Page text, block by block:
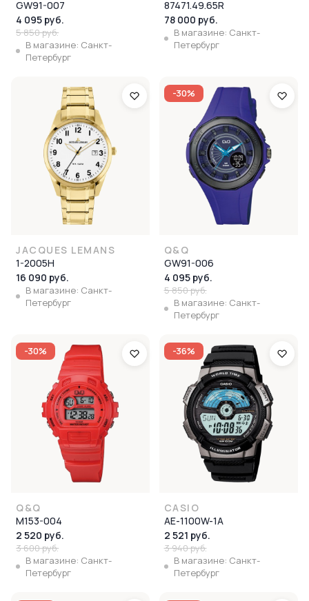
GW91-007
4 095 руб.
5 850 руб.
В магазине: Санкт-
Петербург
87471.49.65R
78 000 руб.
В магазине: Санкт-
Петербург
JACQUES LEMANS
1-2005H
16 090 руб.
В магазине: Санкт-
Петербург
-30%
Q&Q
GW91-006
4 095 руб.
5 850 руб.
В магазине: Санкт-
Петербург
-30%
Q&Q
M153-004
2 520 руб.
3 600 руб.
В магазине: Санкт-
Петербург
-36%
CASIO
AE-1100W-1A
2 521 руб.
3 940 руб.
В магазине: Санкт-
Петербург